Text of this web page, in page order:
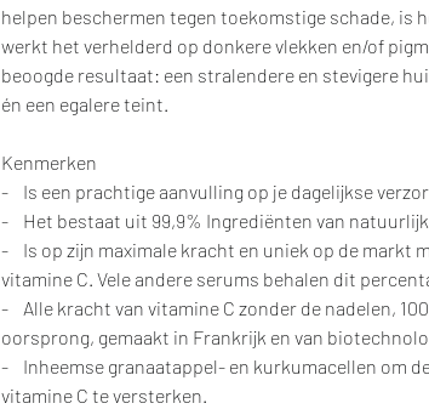
helpen beschermen tegen toekomstige schade, is
werkt het verhelderd op donkere vlekken en/of
beoogde resultaat: een stralendere en stevigere
én een egalere teint.
Kenmerken
- Is een prachtige aanvulling op je dagelijkse
- Het bestaat uit 99,9% Ingrediënten van
- Is op zijn maximale kracht en uniek op de markt
vitamine C. Vele andere serums behalen dit
- Alle kracht van vitamine C zonder de nadelen,
oorsprong, gemaakt in Frankrijk en van
- Inheemse granaatappel- en kurkumacellen om
vitamine C te versterken.